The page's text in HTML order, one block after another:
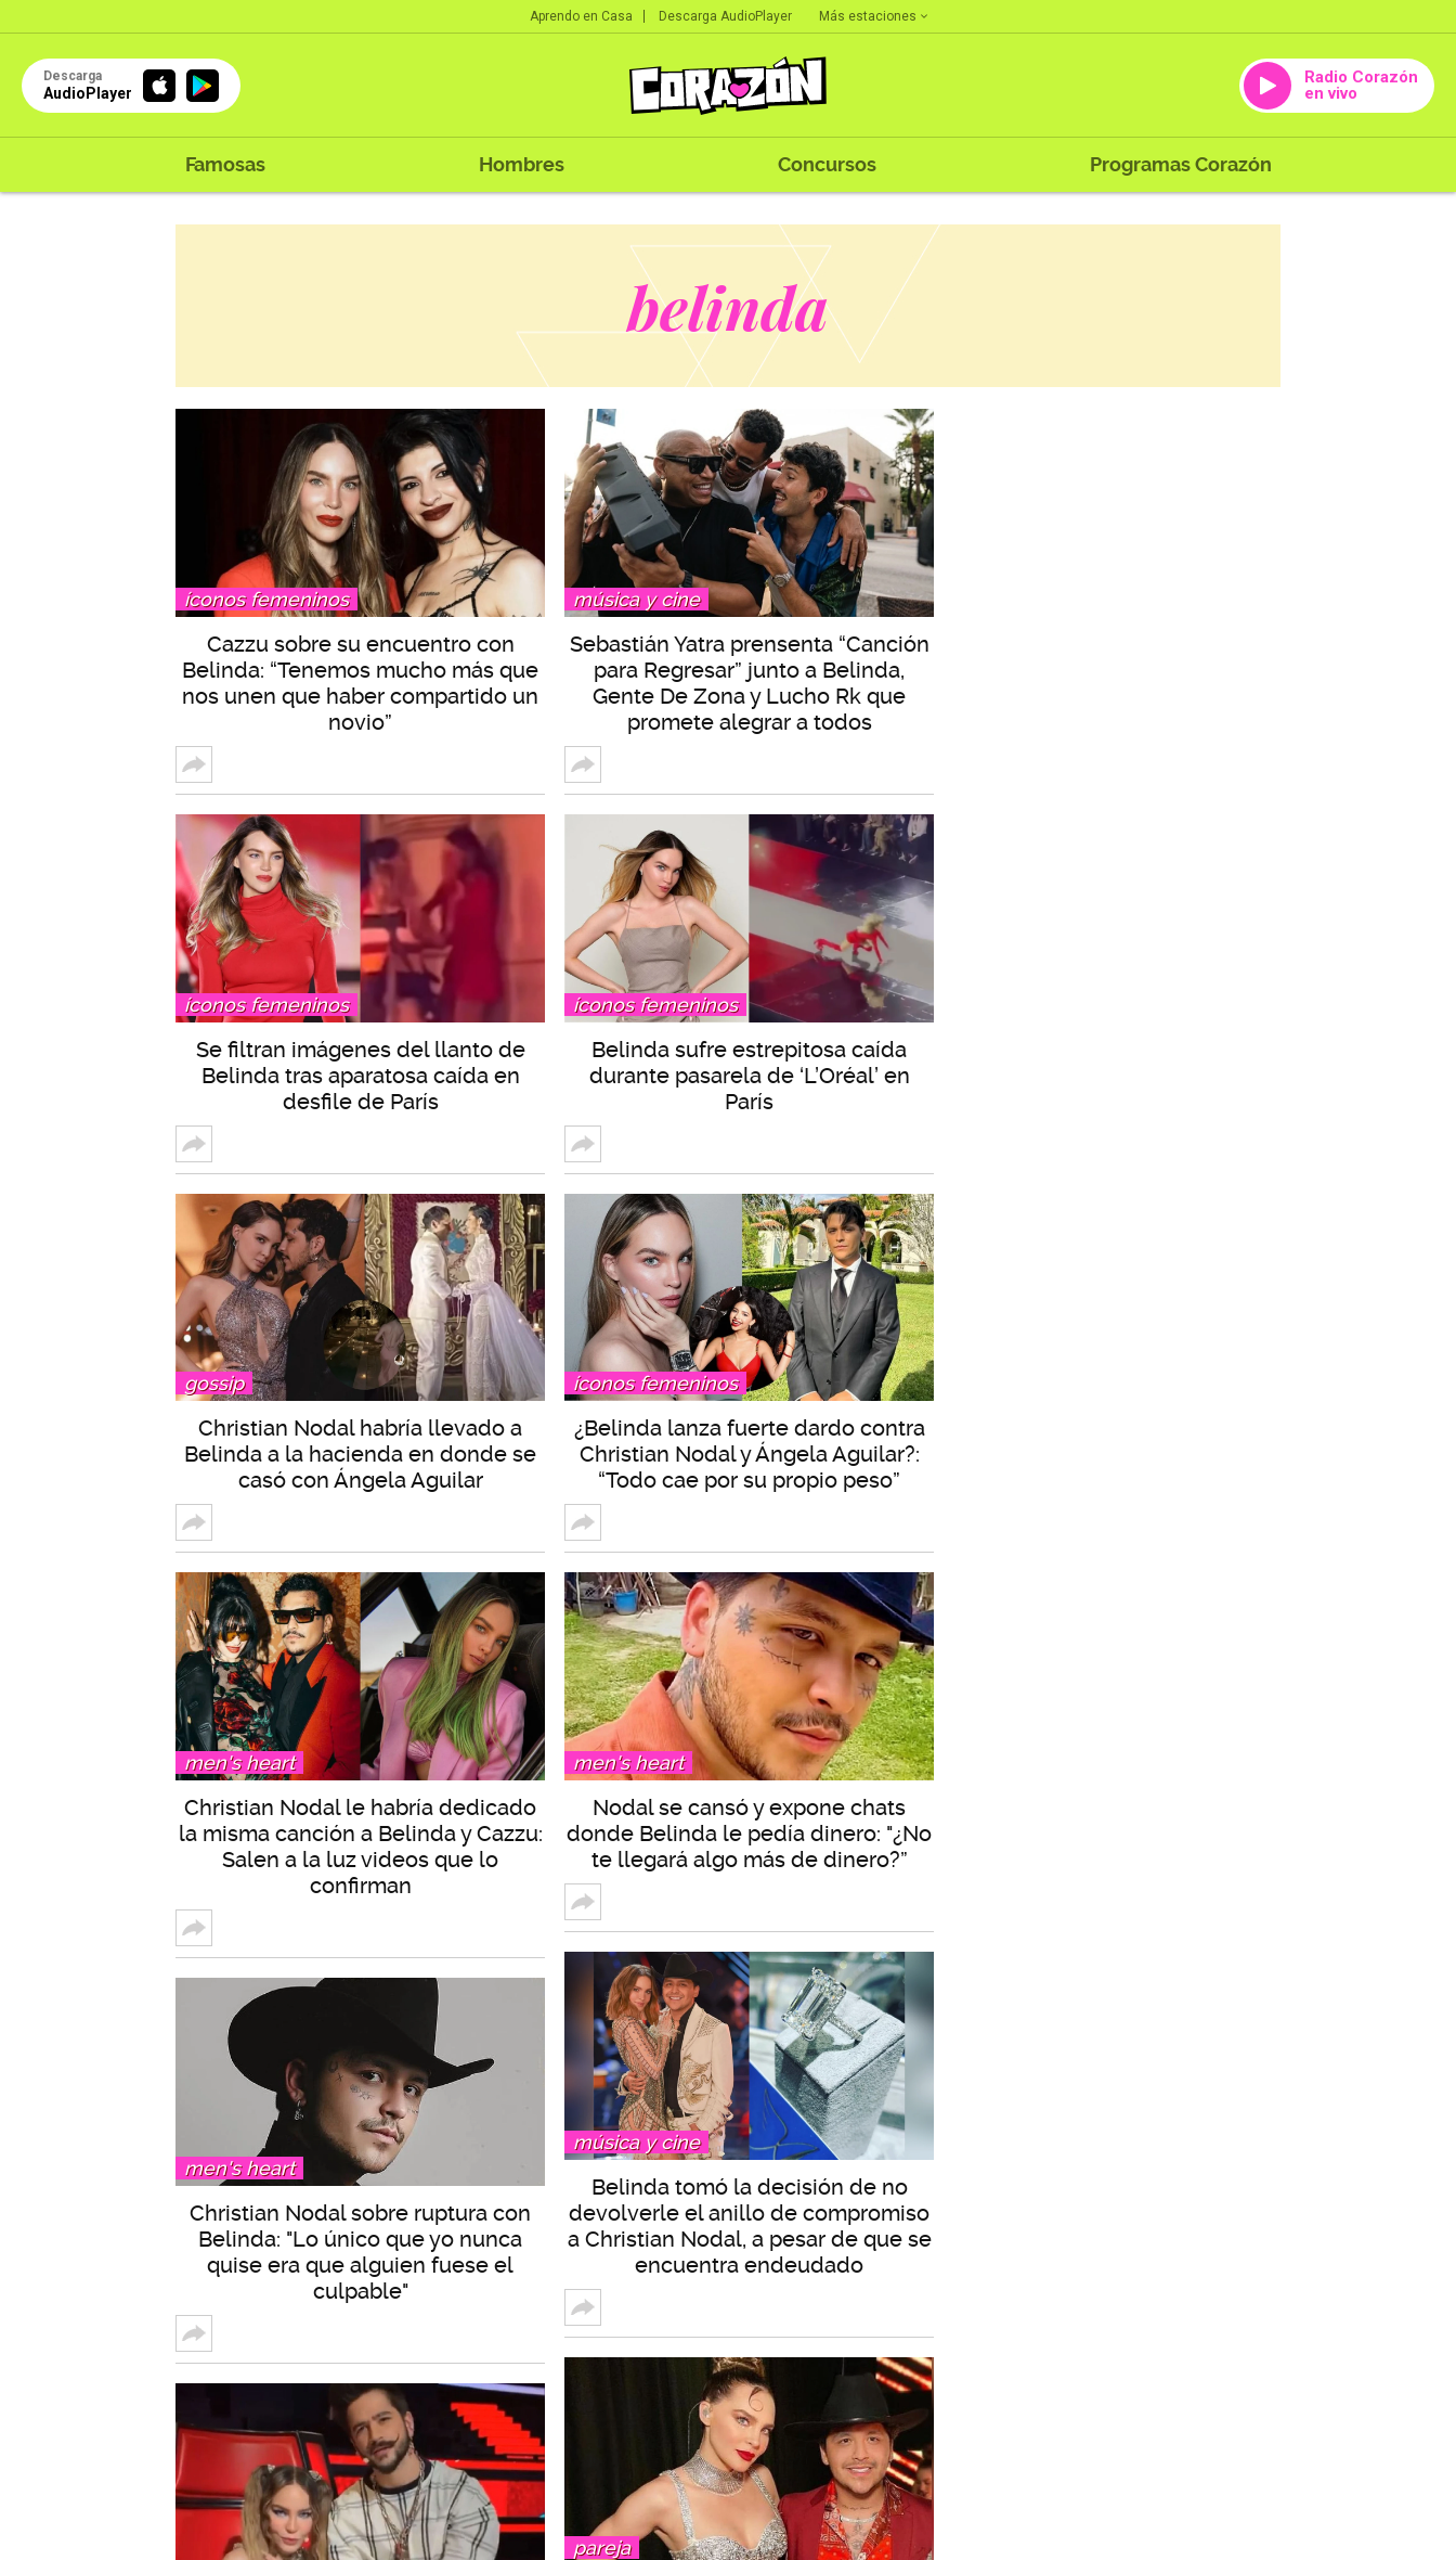
Aprendo en Casa Descarga AudioPlayer Más estaciones
Descarga
AudioPlayer
Radio Corazón
en vivo
Famosas Hombres Concursos Programas Corazón
belinda
íconos femeninos
Cazzu sobre su encuentro con
Belinda: “Tenemos mucho más que
nos unen que haber compartido un
novio”
íconos femeninos
Se filtran imágenes del llanto de
Belinda tras aparatosa caída en
desfile de París
gossip
Christian Nodal habría llevado a
Belinda a la hacienda en donde se
casó con Ángela Aguilar
men's heart
Christian Nodal le habría dedicado
la misma canción a Belinda y Cazzu:
Salen a la luz videos que lo
confirman
men's heart
Christian Nodal sobre ruptura con
Belinda: "Lo único que yo nunca
quise era que alguien fuese el
culpable"
música y cine
Sebastián Yatra prensenta “Canción
para Regresar” junto a Belinda,
Gente De Zona y Lucho Rk que
promete alegrar a todos
íconos femeninos
Belinda sufre estrepitosa caída
durante pasarela de ‘L’Oréal’ en
París
íconos femeninos
¿Belinda lanza fuerte dardo contra
Christian Nodal y Ángela Aguilar?:
“Todo cae por su propio peso”
men's heart
Nodal se cansó y expone chats
donde Belinda le pedía dinero: "¿No
te llegará algo más de dinero?”
música y cine
Belinda tomó la decisión de no
devolverle el anillo de compromiso
a Christian Nodal, a pesar de que se
encuentra endeudado
pareja